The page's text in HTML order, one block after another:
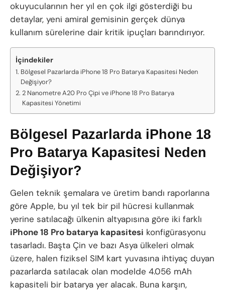
okuyucularının her yıl en çok ilgi gösterdiği bu
detaylar, yeni amiral gemisinin gerçek dünya
kullanım sürelerine dair kritik ipuçları barındırıyor.
İçindekiler
Bölgesel Pazarlarda iPhone 18 Pro Batarya Kapasitesi Neden
Değişiyor?
2 Nanometre A20 Pro Çipi ve iPhone 18 Pro Batarya
Kapasitesi Yönetimi
Bölgesel Pazarlarda iPhone 18
Pro Batarya Kapasitesi Neden
Değişiyor?
Gelen teknik şemalara ve üretim bandı raporlarına
göre Apple, bu yıl tek bir pil hücresi kullanmak
yerine satılacağı ülkenin altyapısına göre iki farklı
iPhone 18 Pro batarya kapasitesi konfigürasyonu
tasarladı. Başta Çin ve bazı Asya ülkeleri olmak
üzere, halen fiziksel SIM kart yuvasına ihtiyaç duyan
pazarlarda satılacak olan modelde 4.056 mAh
kapasiteli bir batarya yer alacak. Buna karşın,